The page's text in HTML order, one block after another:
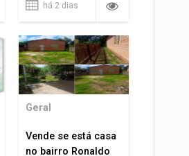
há 2 dias
Geral
Vende se está casa
no bairro Ronaldo